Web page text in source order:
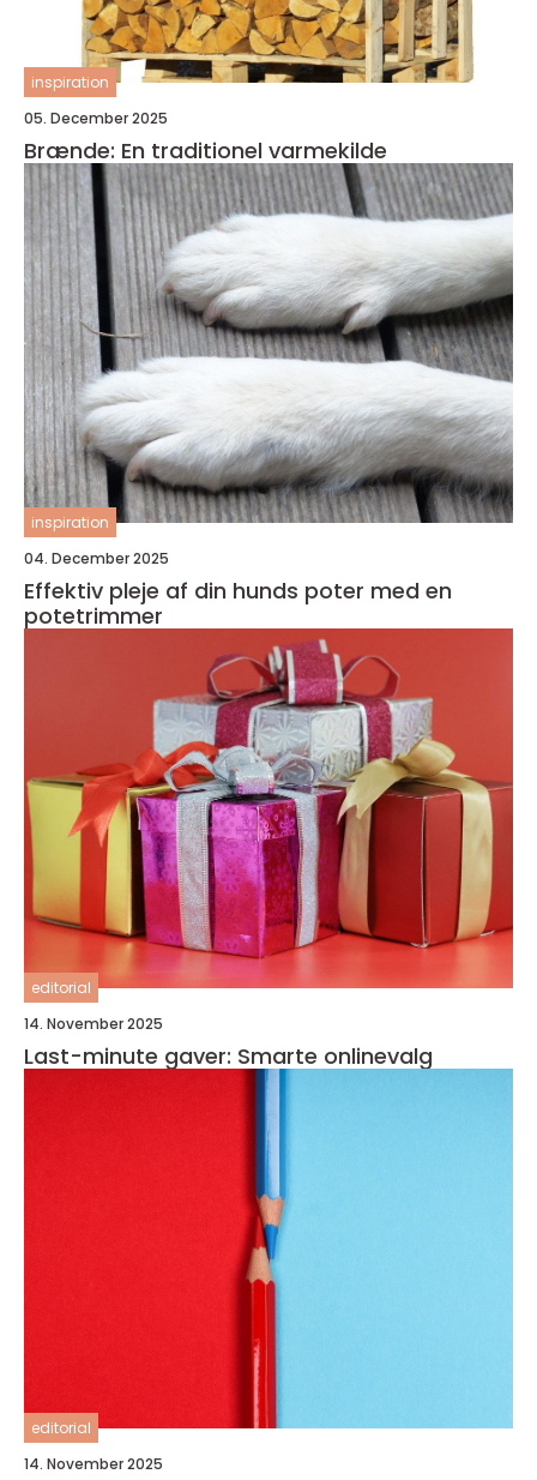
inspiration
05. December 2025
Brænde: En traditionel varmekilde
inspiration
04. December 2025
Effektiv pleje af din hunds poter med en
potetrimmer
editorial
14. November 2025
Last-minute gaver: Smarte onlinevalg
editorial
14. November 2025